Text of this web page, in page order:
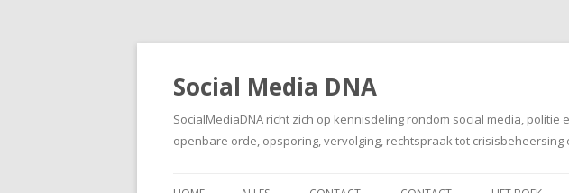
Social Media DNA
SocialMediaDNA richt zich op kennisdeling rondom social media,
openbare orde, opsporing, vervolging, rechtspraak tot crisisbeheersing